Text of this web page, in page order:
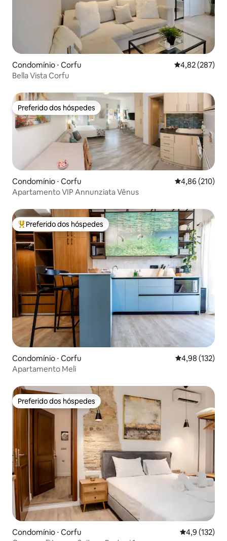
Condomínio ⋅ Corfu 4,82 de uma
4,82 (287)
Bella Vista Corfu
Preferido dos hóspedes
Preferido dos hóspedes
Condomínio ⋅ Corfu 4,86 de uma
4,86 (210)
Apartamento VIP Annunziata Vênus
Entre os melhores preferidos dos hóspedes
Preferido dos hóspedes
Condomínio ⋅ Corfu 4,98 de uma
4,98 (132)
Apartamento Meli
Preferido dos hóspedes
Preferido dos hóspedes
Condomínio ⋅ Corfu 4,9 de uma
4,9 (132)